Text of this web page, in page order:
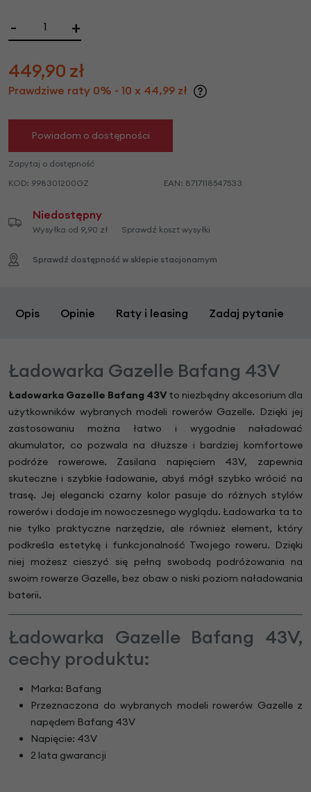
- +
449,90 zł
Prawdziwe raty 0% - 10 x 44,99 zł
Powiadom o dostępności
Zapytaj o dostępność
KOD: 998301200GZ EAN: 8717118547533
Niedostępny
Wysyłka od 9,90 zł Sprawdź koszt wysyłki
Sprawdź dostępność w sklepie stacjonarnym
Opis Opinie Raty i leasing Zadaj pytanie
Ładowarka Gazelle Bafang 43V
Ładowarka Gazelle Bafang 43V to niezbędny akcesorium dla
użytkowników wybranych modeli rowerów Gazelle. Dzięki jej
zastosowaniu można łatwo i wygodnie naładować
akumulator, co pozwala na dłuższe i bardziej komfortowe
podróże rowerowe. Zasilana napięciem 43V, zapewnia
skuteczne i szybkie ładowanie, abyś mógł szybko wrócić na
trasę. Jej elegancki czarny kolor pasuje do różnych stylów
rowerów i dodaje im nowoczesnego wyglądu. Ładowarka ta to
nie tylko praktyczne narzędzie, ale również element, który
podkreśla estetykę i funkcjonalność Twojego roweru. Dzięki
niej możesz cieszyć się pełną swobodą podróżowania na
swoim rowerze Gazelle, bez obaw o niski poziom naładowania
baterii.
Ładowarka Gazelle Bafang 43V,
cechy produktu:
Marka: Bafang
Przeznaczona do wybranych modeli rowerów Gazelle z
napędem Bafang 43V
Napięcie: 43V
2 lata gwarancji